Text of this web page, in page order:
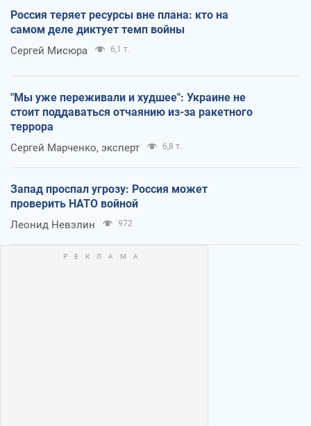
Россия теряет ресурсы вне плана: кто на
самом деле диктует темп войны
Сергей Мисюра 6,1 т.
"Мы уже переживали и худшее": Украине не
стоит поддаваться отчаянию из-за ракетного
террора
Сергей Марченко, эксперт 6,8 т.
Запад проспал угрозу: Россия может
проверить НАТО войной
Леонид Невзлин 972